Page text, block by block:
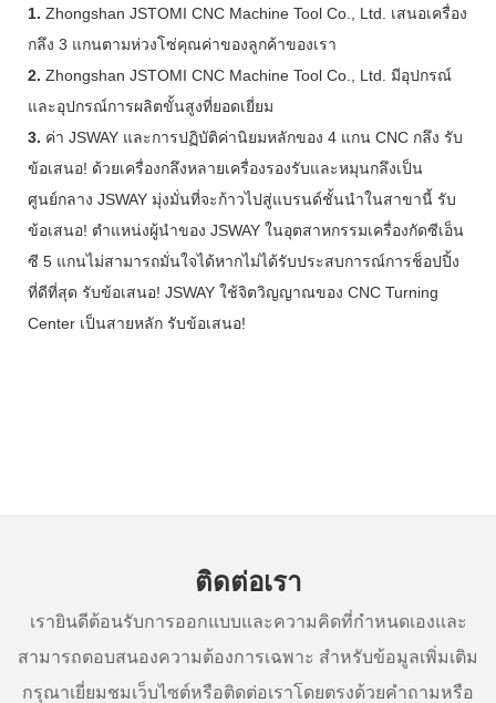
1. Zhongshan JSTOMI CNC Machine Tool Co., Ltd. เสนอเครื่อง
กลึง 3 แกนตามห่วงโซ่คุณค่าของลูกค้าของเรา
2. Zhongshan JSTOMI CNC Machine Tool Co., Ltd. มีอุปกรณ์
และอุปกรณ์การผลิตขั้นสูงที่ยอดเยี่ยม
3. ค่า JSWAY และการปฏิบัติค่านิยมหลักของ 4 แกน CNC กลึง รับ
ข้อเสนอ! ด้วยเครื่องกลึงหลายเครื่องรองรับและหมุนกลึงเป็น
ศูนย์กลาง JSWAY มุ่งมั่นที่จะก้าวไปสู่แบรนด์ชั้นนำในสาขานี้ รับ
ข้อเสนอ! ตำแหน่งผู้นำของ JSWAY ในอุตสาหกรรมเครื่องกัดซีเอ็น
ซี 5 แกนไม่สามารถมั่นใจได้หากไม่ได้รับประสบการณ์การช็อปปิ้ง
ที่ดีที่สุด รับข้อเสนอ! JSWAY ใช้จิตวิญญาณของ CNC Turning
Center เป็นสายหลัก รับข้อเสนอ!
ติดต่อเรา
เรายินดีต้อนรับการออกแบบและความคิดที่กำหนดเองและ
สามารถตอบสนองความต้องการเฉพาะ สำหรับข้อมูลเพิ่มเติม
กรุณาเยี่ยมชมเว็บไซต์หรือติดต่อเราโดยตรงด้วยคำถามหรือ